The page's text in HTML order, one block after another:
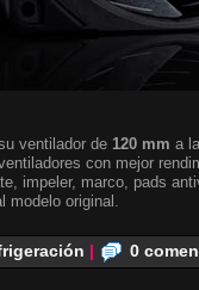
ventilador de 120 mm a
con mejor
impeler, marco, pads
modelo original.
| 0